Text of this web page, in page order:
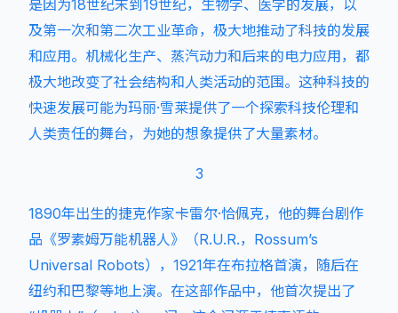
是因为18世纪末到19世纪，生物学、医学的发展，以
及第一次和第二次工业革命，极大地推动了科技的发展
和应用。机械化生产、蒸汽动力和后来的电力应用，都
极大地改变了社会结构和人类活动的范围。这种科技的
快速发展可能为玛丽·雪莱提供了一个探索科技伦理和
人类责任的舞台，为她的想象提供了大量素材。
3
1890年出生的捷克作家卡雷尔·恰佩克，他的舞台剧作
品《罗素姆万能机器人》（R.U.R.，Rossum’s
Universal Robots），1921年在布拉格首演，随后在
纽约和巴黎等地上演。在这部作品中，他首次提出了